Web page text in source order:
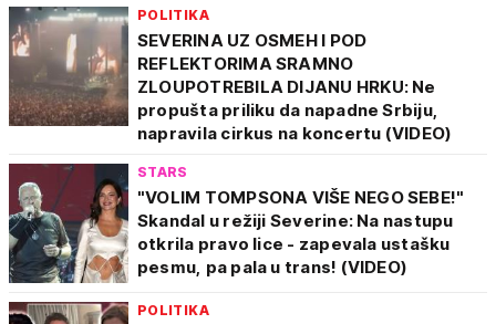
POLITIKA
SEVERINA UZ OSMEH I POD
REFLEKTORIMA SRAMNO
ZLOUPOTREBILA DIJANU HRKU: Ne
propušta priliku da napadne Srbiju,
napravila cirkus na koncertu (VIDEO)
STARS
"VOLIM TOMPSONA VIŠE NEGO SEBE!"
Skandal u režiji Severine: Na nastupu
otkrila pravo lice - zapevala ustašku
pesmu, pa pala u trans! (VIDEO)
POLITIKA